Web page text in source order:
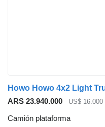
Howo Howo 4x2 Light
ARS 23.940.000
US$ 16.000
Camión plataforma